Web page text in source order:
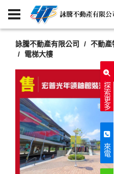
探索更多
來電
詠騰不動產有限公司 不動產
電梯大樓